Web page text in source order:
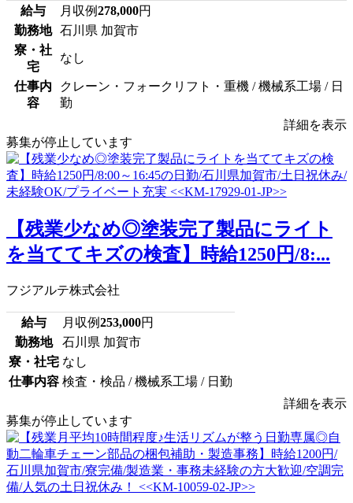
給与 月収例278,000円
勤務地
石川県 加賀市
寮・社
宅
なし
仕事内
容
クレーン・フォークリフト・重機 / 機械系工場 / 日
勤
詳細を表示
募集が停止しています
【残業少なめ◎塗装完了製品にライト
を当ててキズの検査】時給1250円/8:...
フジアルテ株式会社
給与 月収例253,000円
勤務地
石川県 加賀市
寮・社宅 なし
仕事内容 検査・検品 / 機械系工場 / 日勤
詳細を表示
募集が停止しています